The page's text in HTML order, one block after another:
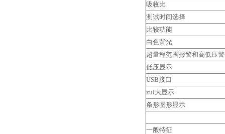
吸收比
测试时间选择
比较功能
白色背光
超量程范围报警和高低压
低压显示
USB接口
zui大显示
条形图形显示
一般特征